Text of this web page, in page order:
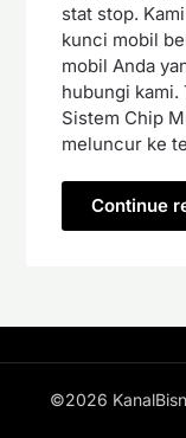
stat stop.
kunci mobil
mobil Anda
hubungi kami.
Sistem Chip
meluncur ke
Continue
©2026